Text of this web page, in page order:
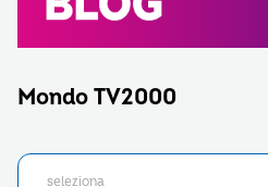
Mondo TV2000